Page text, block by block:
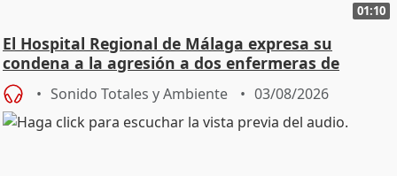
01:10
El Hospital Regional de Málaga expresa su
condena a la agresión a dos enfermeras de
Urgencias
Sonido Totales y Ambiente 03/08/2026